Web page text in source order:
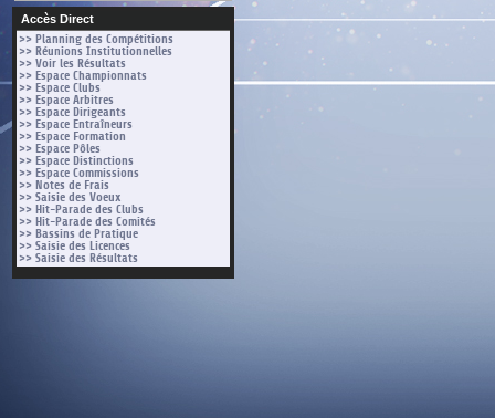
Accès Direct
>> Planning des Compétitions
>> Réunions Institutionnelles
>> Voir les Résultats
>> Espace Championnats
>> Espace Clubs
>> Espace Arbitres
>> Espace Dirigeants
>> Espace Entraîneurs
>> Espace Formation
>> Espace Pôles
>> Espace Distinctions
>> Espace Commissions
>> Notes de Frais
>> Saisie des Voeux
>> Hit-Parade des Clubs
>> Hit-Parade des Comités
>> Bassins de Pratique
>> Saisie des Licences
>> Saisie des Résultats